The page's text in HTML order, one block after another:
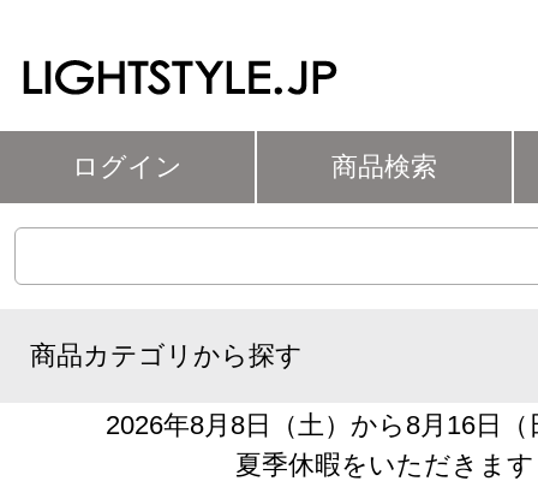
ログイン 商品検索
商品カテゴリから探す
2026年8月8日（土）から8月16日
夏季休暇をいただきます